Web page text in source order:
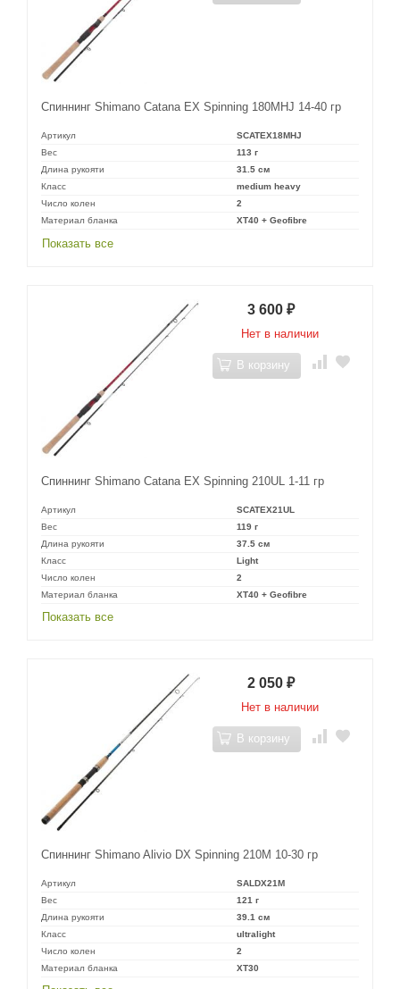
Спиннинг Shimano Catana EX Spinning 180MHJ 14-40 гр
Артикул
SCATEX18MHJ
Вес
113 г
Длина рукояти
31.5 см
Класс
medium heavy
Число колен
2
Материал бланка
XT40 + Geofibre
Показать все
Спиннинг Shimano Catana EX Spinning 210UL 1-11 гр
Артикул
SCATEX21UL
Вес
119 г
Длина рукояти
37.5 см
Класс
Light
Число колен
2
Материал бланка
XT40 + Geofibre
Показать все
3 600 ₽
Нет в наличии
В корзину
Спиннинг Shimano Alivio DX Spinning 210M 10-30 гр
Артикул
SALDX21M
Вес
121 г
Длина рукояти
39.1 см
Класс
ultralight
Число колен
2
Материал бланка
XT30
2 050 ₽
Нет в наличии
В корзину